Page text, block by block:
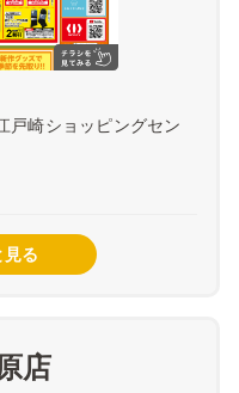
崎ショッピングセン
見る
店